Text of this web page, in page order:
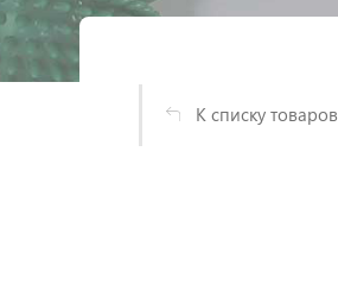
К списку товаров